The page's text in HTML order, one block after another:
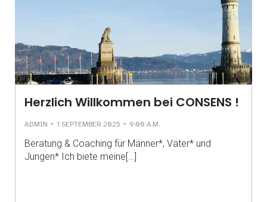
Herzlich Willkommen bei CONSENS !
ADMIN - 1 SEPTEMBER 2025 - 9:00 A.M.
Beratung & Coaching für Männer*, Väter* und
Jungen* Ich biete meine[…]